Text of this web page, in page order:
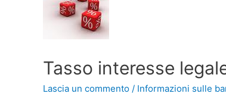
Tasso interesse
Lascia un commento / Informazioni sulle